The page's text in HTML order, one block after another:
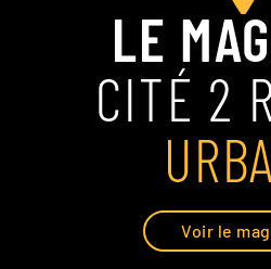
LE
CITÉ 2
Voir le